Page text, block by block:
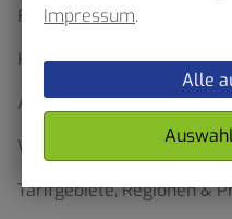
Formulare und Anträge
HST App
Abo-Onlineshop
Wo gibt es Tickets zu
Tarifgebiete, Regionen &
Impressum.
Alle